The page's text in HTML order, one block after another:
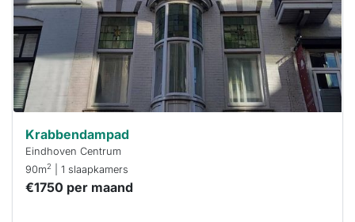
reageren.
Stekkies helpt
je hierbij!
Krabbendampad
Eindhoven Centrum
90m2 | 1 slaapkamers
€1750 per maand